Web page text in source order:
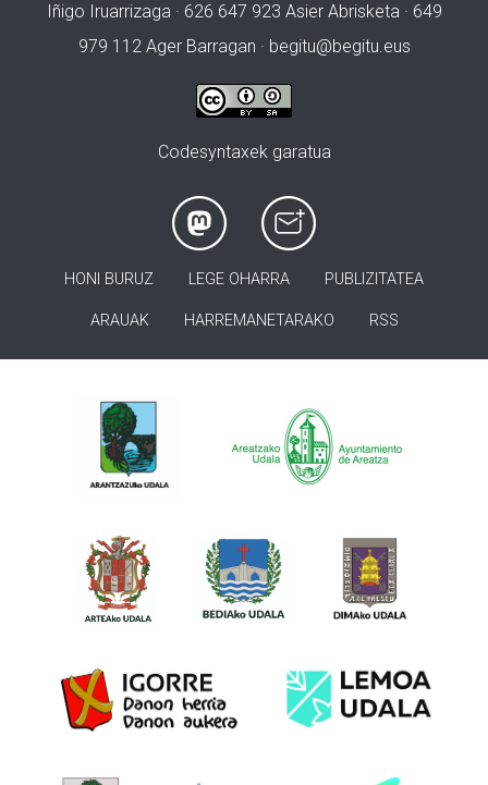
Iñigo Iruarrizaga · 626 647 923 Asier Abrisketa · 649
979 112 Ager Barragan · begitu@begitu.eus
Codesyntaxek garatua
HONI BURUZ LEGE OHARRA PUBLIZITATEA
ARAUAK HARREMANETARAKO RSS